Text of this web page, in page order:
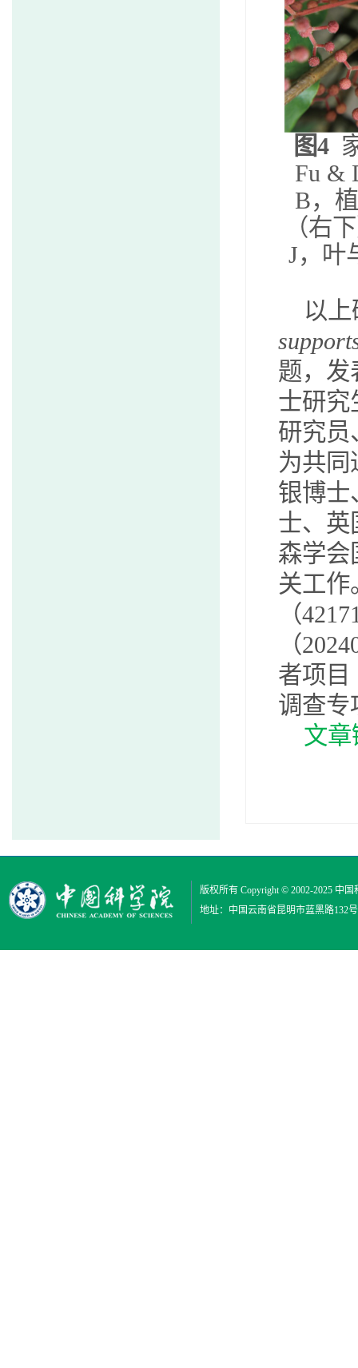
图4
Fu &
B，
（右
J，叶
以
题，发
士研究
研究员
为共同
银博士
士、英
森学会
关工作
（
（
者项目
调查专
文章
版权所有 Copyright © 2002-2025 中国
地址：中国云南省昆明市蓝黑路